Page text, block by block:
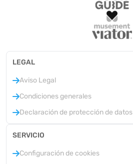
LEGAL
Aviso Legal
Condiciones generales
Declaración de protección de datos
SERVICIO
Configuración de cookies